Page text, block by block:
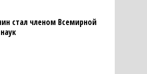
стал членом Всемирной